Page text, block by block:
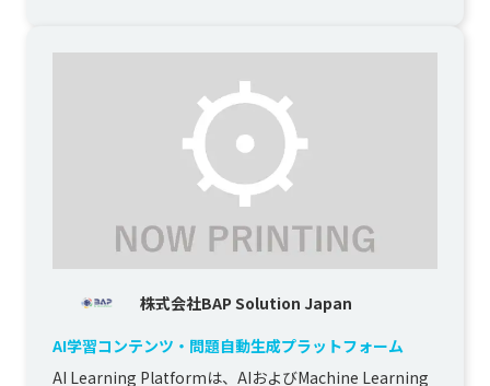
株式会社BAP Solution Japan
AI学習コンテンツ・問題自動生成プラットフォーム
AI Learning Platformは、AIおよびMachine Learning